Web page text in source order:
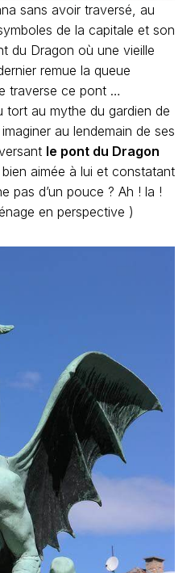
sans avoir traversé, au
de la capitale et son
du Dragon où une vieille
remue la queue
traverse ce pont …
tort au mythe du gardien de
au lendemain de ses
le pont du Dragon
aimée à lui et constatant
pas d’un pouce ? Ah ! la !
en perspective )